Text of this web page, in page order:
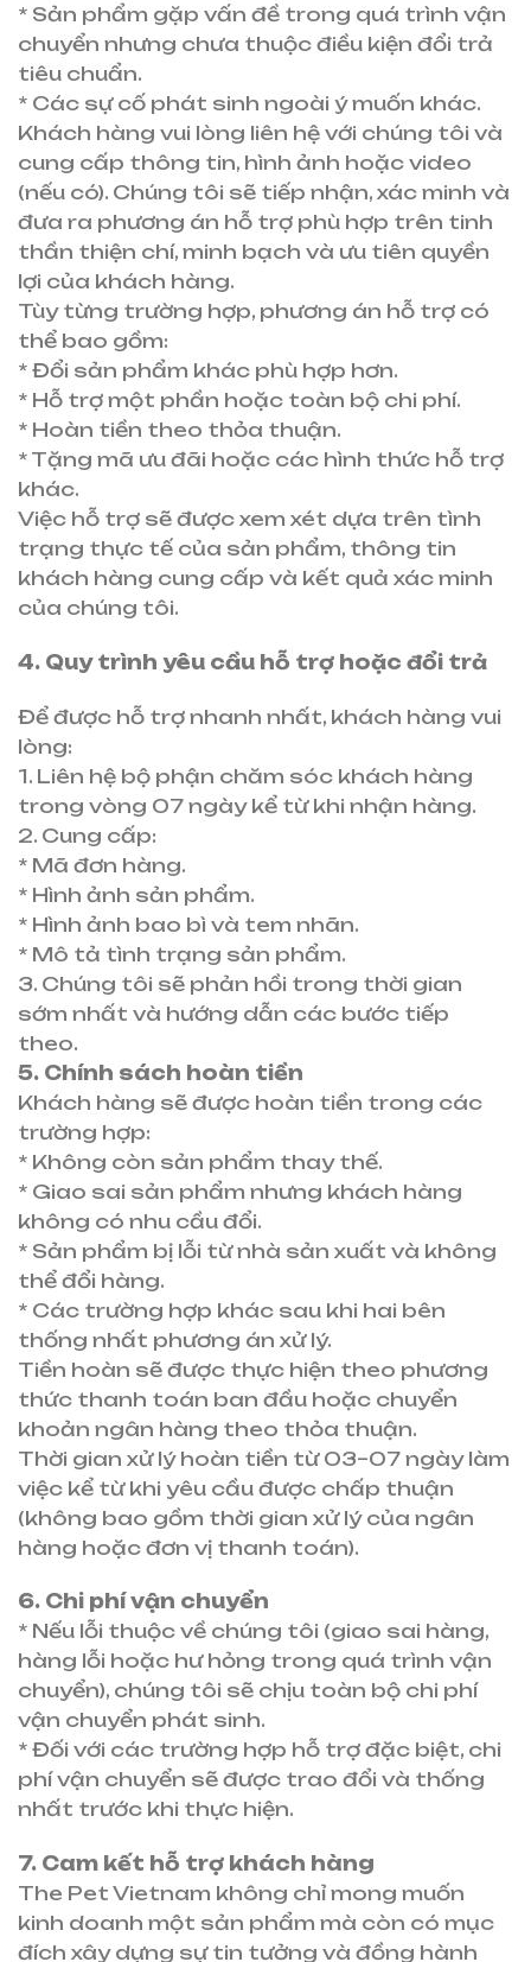
* Sản phẩm gặp vấn đề trong quá trình vận
chuyển nhưng chưa thuộc điều kiện đổi trả
tiêu chuẩn.
* Các sự cố phát sinh ngoài ý muốn khác.
Khách hàng vui lòng liên hệ với chúng tôi và
cung cấp thông tin, hình ảnh hoặc video
(nếu có). Chúng tôi sẽ tiếp nhận, xác minh và
đưa ra phương án hỗ trợ phù hợp trên tinh
thần thiện chí, minh bạch và ưu tiên quyền
lợi của khách hàng.
Tùy từng trường hợp, phương án hỗ trợ có
thể bao gồm:
* Đổi sản phẩm khác phù hợp hơn.
* Hỗ trợ một phần hoặc toàn bộ chi phí.
* Hoàn tiền theo thỏa thuận.
* Tặng mã ưu đãi hoặc các hình thức hỗ trợ
khác.
Việc hỗ trợ sẽ được xem xét dựa trên tình
trạng thực tế của sản phẩm, thông tin
khách hàng cung cấp và kết quả xác minh
của chúng tôi.
4. Quy trình yêu cầu hỗ trợ hoặc đổi trả
Để được hỗ trợ nhanh nhất, khách hàng vui
lòng:
1. Liên hệ bộ phận chăm sóc khách hàng
trong vòng 07 ngày kể từ khi nhận hàng.
2. Cung cấp:
* Mã đơn hàng.
* Hình ảnh sản phẩm.
* Hình ảnh bao bì và tem nhãn.
* Mô tả tình trạng sản phẩm.
3. Chúng tôi sẽ phản hồi trong thời gian
sớm nhất và hướng dẫn các bước tiếp
theo.
5. Chính sách hoàn tiền
Khách hàng sẽ được hoàn tiền trong các
trường hợp:
* Không còn sản phẩm thay thế.
* Giao sai sản phẩm nhưng khách hàng
không có nhu cầu đổi.
* Sản phẩm bị lỗi từ nhà sản xuất và không
thể đổi hàng.
* Các trường hợp khác sau khi hai bên
thống nhất phương án xử lý.
Tiền hoàn sẽ được thực hiện theo phương
thức thanh toán ban đầu hoặc chuyển
khoản ngân hàng theo thỏa thuận.
Thời gian xử lý hoàn tiền từ 03–07 ngày làm
việc kể từ khi yêu cầu được chấp thuận
(không bao gồm thời gian xử lý của ngân
hàng hoặc đơn vị thanh toán).
6. Chi phí vận chuyển
* Nếu lỗi thuộc về chúng tôi (giao sai hàng,
hàng lỗi hoặc hư hỏng trong quá trình vận
chuyển), chúng tôi sẽ chịu toàn bộ chi phí
vận chuyển phát sinh.
* Đối với các trường hợp hỗ trợ đặc biệt, chi
phí vận chuyển sẽ được trao đổi và thống
nhất trước khi thực hiện.
7. Cam kết hỗ trợ khách hàng
The Pet Vietnam không chỉ mong muốn
kinh doanh một sản phẩm mà còn có mục
đích xây dựng sự tin tưởng và đồng hành